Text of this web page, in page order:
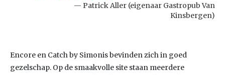
Patrick Aller (eigenaar Gastropub Van
Kinsbergen)
Encore en Catch by Simonis bevinden zich in goed
gezelschap. Op de smaakvolle site staan meerdere